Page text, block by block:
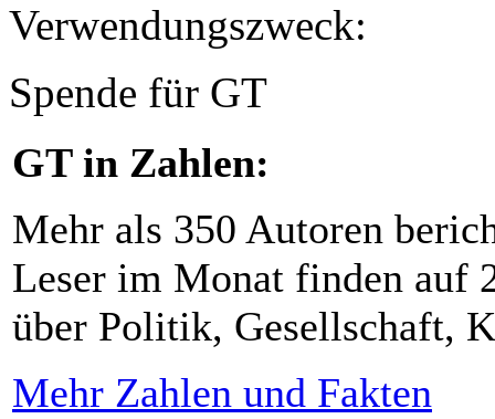
Verwendungszweck:
Spende für GT
GT in Zahlen:
Mehr als 350 Autoren
Leser im Monat finden auf
über Politik, Gesellschaft,
Mehr Zahlen und Fakten